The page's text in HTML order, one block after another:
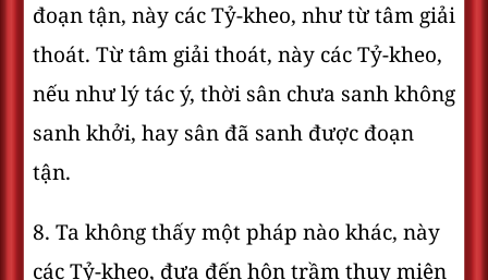
đoạn tận, này các Tỷ-kheo, như từ tâm giải
thoát. Từ tâm giải thoát, này các Tỷ-kheo,
nếu như lý tác ý, thời sân chưa sanh không
sanh khởi, hay sân đã sanh được đoạn
tận.
8. Ta không thấy một pháp nào khác, này
các Tỷ-kheo, đưa đến hôn trầm thụy miên